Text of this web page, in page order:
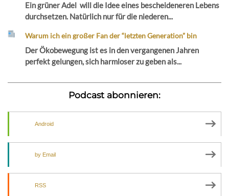
Ein grüner Adel will die Idee eines bescheideneren Lebens
durchsetzen. Natürlich nur für die niederen...
Warum ich ein großer Fan der “letzten Generation” bin
Der Ökobewegung ist es in den vergangenen Jahren
perfekt gelungen, sich harmloser zu geben als...
Podcast abonnieren:
Android
by Email
RSS